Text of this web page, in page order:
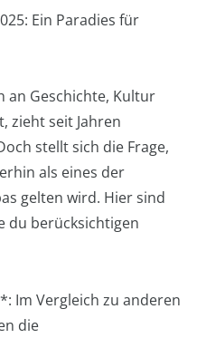
Ein Paradies für
an Geschichte, Kultur
zieht seit Jahren
stellt sich die Frage,
als eines der
gelten wird. Hier sind
du berücksichtigen
Im Vergleich zu anderen
die